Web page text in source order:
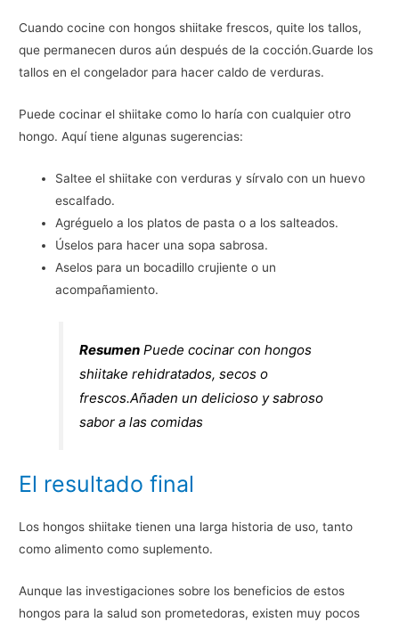
Cuando cocine con hongos shiitake frescos, quite los tallos,
que permanecen duros aún después de la cocción.Guarde los
tallos en el congelador para hacer caldo de verduras.
Puede cocinar el shiitake como lo haría con cualquier otro
hongo. Aquí tiene algunas sugerencias:
Saltee el shiitake con verduras y sírvalo con un huevo
escalfado.
Agréguelo a los platos de pasta o a los salteados.
Úselos para hacer una sopa sabrosa.
Aselos para un bocadillo crujiente o un
acompañamiento.
Resumen Puede cocinar con hongos
shiitake rehidratados, secos o
frescos.Añaden un delicioso y sabroso
sabor a las comidas
El resultado final
Los hongos shiitake tienen una larga historia de uso, tanto
como alimento como suplemento.
Aunque las investigaciones sobre los beneficios de estos
hongos para la salud son prometedoras, existen muy pocos